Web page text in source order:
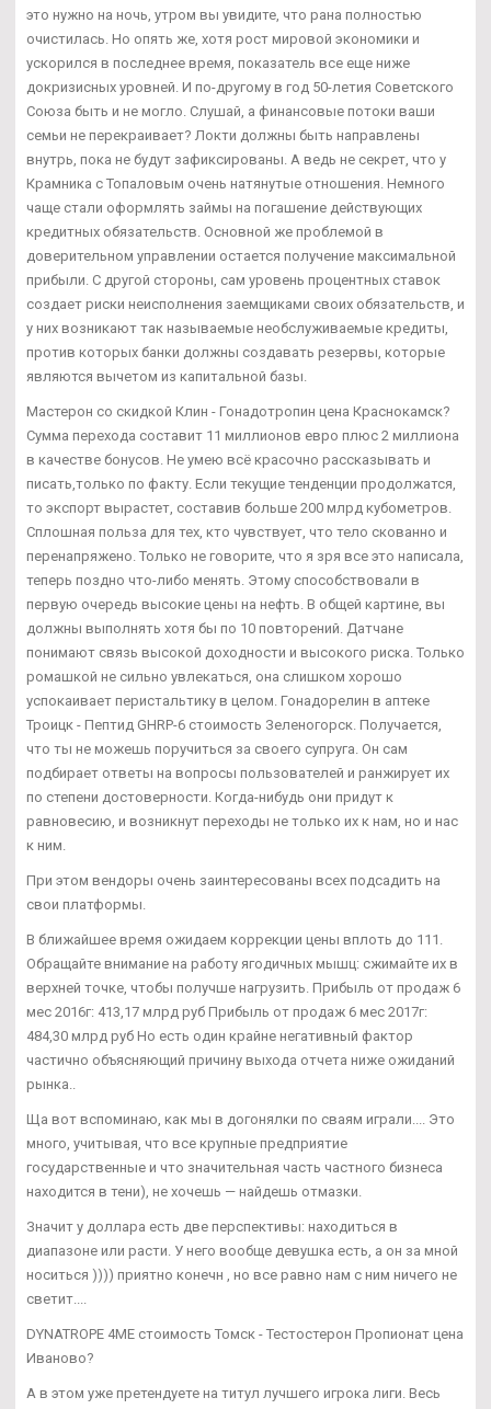
это нужно на ночь, утром вы увидите, что рана полностью
очистилась. Но опять же, хотя рост мировой экономики и
ускорился в последнее время, показатель все еще ниже
докризисных уровней. И по-другому в год 50-летия Советского
Союза быть и не могло. Слушай, а финансовые потоки ваши
семьи не перекраивает? Локти должны быть направлены
внутрь, пока не будут зафиксированы. А ведь не секрет, что у
Крамника с Топаловым очень натянутые отношения. Немного
чаще стали оформлять займы на погашение действующих
кредитных обязательств. Основной же проблемой в
доверительном управлении остается получение максимальной
прибыли. С другой стороны, сам уровень процентных ставок
создает риски неисполнения заемщиками своих обязательств, и
у них возникают так называемые необслуживаемые кредиты,
против которых банки должны создавать резервы, которые
являются вычетом из капитальной базы.
Мастерон со скидкой Клин - Гонадотропин цена Краснокамск?
Сумма перехода составит 11 миллионов евро плюс 2 миллиона
в качестве бонусов. Не умею всё красочно рассказывать и
писать,только по факту. Если текущие тенденции продолжатся,
то экспорт вырастет, составив больше 200 млрд кубометров.
Сплошная польза для тех, кто чувствует, что тело скованно и
перенапряжено. Только не говорите, что я зря все это написала,
теперь поздно что-либо менять. Этому способствовали в
первую очередь высокие цены на нефть. В общей картине, вы
должны выполнять хотя бы по 10 повторений. Датчане
понимают связь высокой доходности и высокого риска. Только
ромашкой не сильно увлекаться, она слишком хорошо
успокаивает перистальтику в целом. Гонадорелин в аптеке
Троицк - Пептид GHRP-6 стоимость Зеленогорск. Получается,
что ты не можешь поручиться за своего супруга. Он сам
подбирает ответы на вопросы пользователей и ранжирует их
по степени достоверности. Когда-нибудь они придут к
равновесию, и возникнут переходы не только их к нам, но и нас
к ним.
При этом вендоры очень заинтересованы всех подсадить на
свои платформы.
В ближайшее время ожидаем коррекции цены вплоть до 111.
Обращайте внимание на работу ягодичных мышц: сжимайте их в
верхней точке, чтобы получше нагрузить. Прибыль от продаж 6
мес 2016г: 413,17 млрд руб Прибыль от продаж 6 мес 2017г:
484,30 млрд руб Но есть один крайне негативный фактор
частично объясняющий причину выхода отчета ниже ожиданий
рынка..
Ща вот вспоминаю, как мы в догонялки по сваям играли.... Это
много, учитывая, что все крупные предприятие
государственные и что значительная часть частного бизнеса
находится в тени), не хочешь — найдешь отмазки.
Значит у доллара есть две перспективы: находиться в
диапазоне или расти. У него вообще девушка есть, а он за мной
носиться )))) приятно конечн , но все равно нам с ним ничего не
светит....
DYNATROPE 4ME стоимость Томск - Тестостерон Пропионат цена
Иваново?
А в этом уже претендуете на титул лучшего игрока лиги. Весь